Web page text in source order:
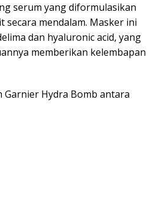
serum yang diformulasikan
mendalam. Masker ini
dan hyaluronic acid, yang
memberikan kelembapan
Hydra Bomb antara